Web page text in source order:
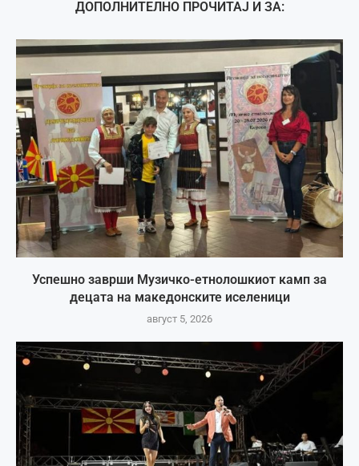
ДОПОЛНИТЕЛНО ПРОЧИТАЈ И ЗА:
Успешно заврши Музичко-етнолошкиот камп за
децата на македонските иселеници
август 5, 2026